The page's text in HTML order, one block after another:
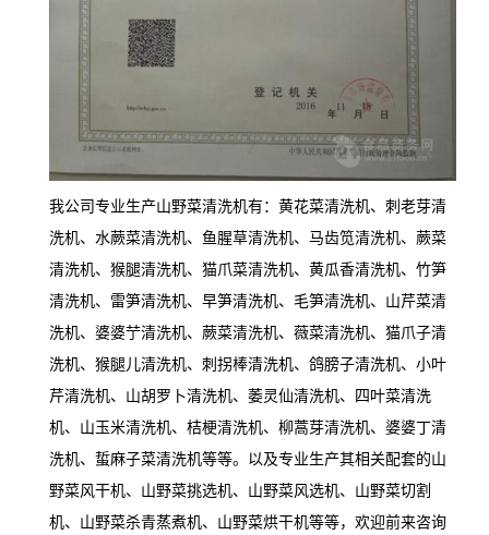
我公司专业生产山野菜清洗机有：黄花菜清洗机、刺老芽清
洗机、 水蕨菜清洗机、鱼腥草清洗机、马齿笕清洗机、 蕨菜
清洗机、猴腿清洗机、猫爪菜清洗机、黄瓜香清洗机、 竹笋
清洗机、雷笋清洗机、早笋清洗机、毛笋清洗机、 山芹菜清
洗机、婆婆艼清洗机、 蕨菜清洗机、薇菜清洗机、猫爪子清
洗机、猴腿儿清洗机、刺拐棒清洗机、鸽膀子清洗机、小叶
芹清洗机、山胡罗卜清洗机、萎灵仙清洗机、四叶菜清洗
机、山玉米清洗机、 桔梗清洗机、柳蒿芽清洗机、婆婆丁 清
洗机、蜇麻子菜清洗机等等。以及专业生产其相关配套的山
野菜风干机、山野菜挑选机、山野菜风选机、山野菜切割
机、山野菜杀青蒸煮机、山野菜烘干机等等，欢迎前来咨询